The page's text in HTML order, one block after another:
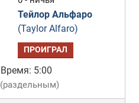
Тейлор Альфаро
(Taylor Alfaro)
ПРОИГРАЛ
Время: 5:00
(раздельным)